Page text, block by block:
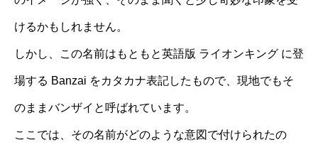
けるかもしれません。
しかし、この名前はもともと英語版 ライオンキング に登
場する Banzai をカタカナ表記したもので、現地でもそ
のままバンザイと呼ばれています。
ここでは、その名前がどのような意図で付けられたの